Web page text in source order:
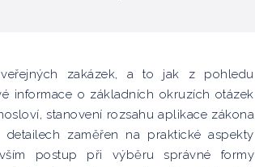
zakázek, a to jak z pohledu
informace o základních okruzích otázek
stanovení rozsahu aplikace zákona
zaměřen na praktické aspekty
postup při výběru správné formy